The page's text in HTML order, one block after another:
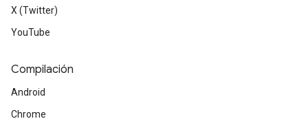
X (Twitter)
YouTube
Compilación
Android
Chrome